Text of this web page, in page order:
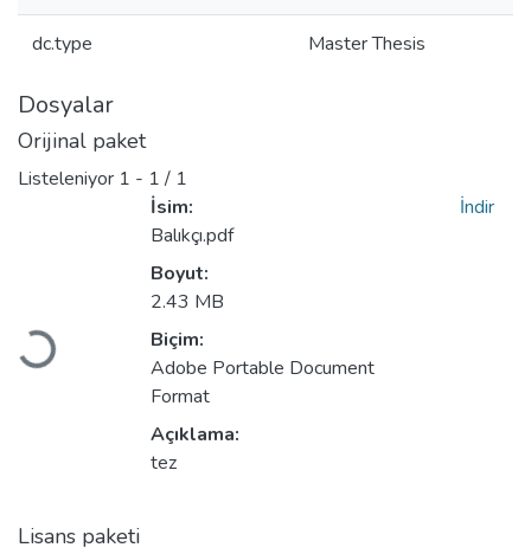
dc.type Master Thesis
Dosyalar
Orijinal paket
Listeleniyor 1 - 1 / 1
Yükleniyor...
İsim:
Balıkçı.pdf
Boyut:
2.43 MB
Biçim:
Adobe Portable Document
Format
Açıklama:
tez
İndir
Lisans paketi